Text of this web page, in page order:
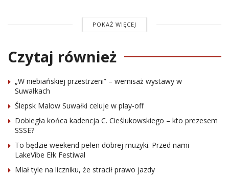
POKAŻ WIĘCEJ
Czytaj również
„W niebiańskiej przestrzeni” – wernisaż wystawy w
Suwałkach
Ślepsk Malow Suwałki celuje w play-off
Dobiegła końca kadencja C. Cieślukowskiego – kto prezesem
SSSE?
To będzie weekend pełen dobrej muzyki. Przed nami
LakeVibe Ełk Festiwal
Miał tyle na liczniku, że stracił prawo jazdy